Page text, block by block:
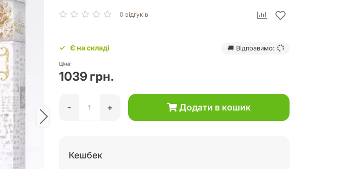
0 відгуків
Є на складі 🚚 Відправимо:
Ціна:
1039 грн.
- + Додати в кошик
Кешбек